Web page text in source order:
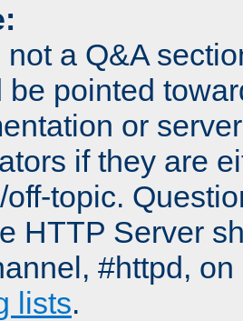
a Q&A
be pointed
or
if they are
topic.
HTTP Server
#httpd,
lists.